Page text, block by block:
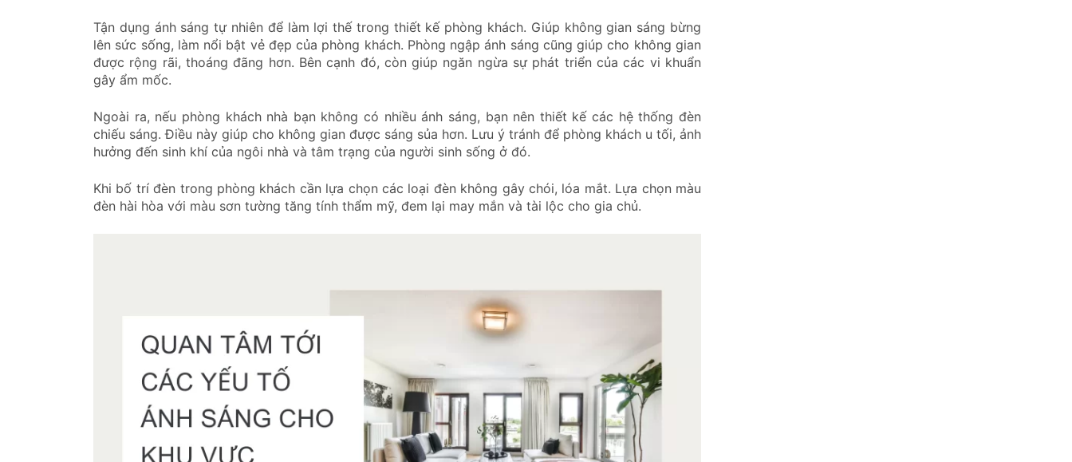
Tận dụng ánh sáng tự nhiên để làm lợi thế trong thiết kế phòng khách. Giúp không gian sáng bừng
lên sức sống, làm nổi bật vẻ đẹp của phòng khách. Phòng ngập ánh sáng cũng giúp cho không gian
được rộng rãi, thoáng đãng hơn. Bên cạnh đó, còn giúp ngăn ngừa sự phát triển của các vi khuẩn
gây ẩm mốc.
Ngoài ra, nếu phòng khách nhà bạn không có nhiều ánh sáng, bạn nên thiết kế các hệ thống đèn
chiếu sáng. Điều này giúp cho không gian được sáng sủa hơn. Lưu ý tránh để phòng khách u tối, ảnh
hưởng đến sinh khí của ngôi nhà và tâm trạng của người sinh sống ở đó.
Khi bố trí đèn trong phòng khách cần lựa chọn các loại đèn không gây chói, lóa mắt. Lựa chọn màu
đèn hài hòa với màu sơn tường tăng tính thẩm mỹ, đem lại may mắn và tài lộc cho gia chủ.